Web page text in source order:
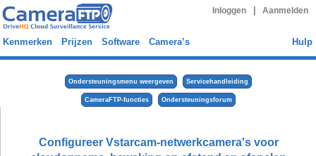
Inloggen Aanmelden
Kenmerken Prijzen Software Camera’s Hulp
Ondersteuningsmenu weergeven Servicehandleiding
CameraFTP-functies Ondersteuningsforum
Configureer Vstarcam-netwerkcamera's voor